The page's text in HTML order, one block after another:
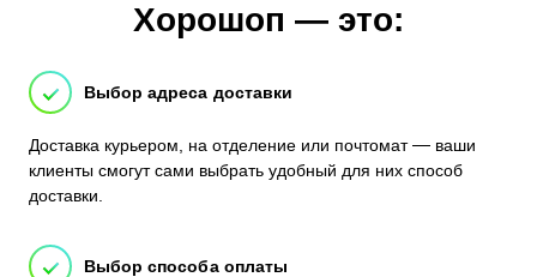
Хорошоп — это:
Выбор адреса доставки
Доставка курьером, на отделение или почтомат— ваши
клиенты смогут сами выбрать удобный для них способ
доставки.
Выбор способа оплаты